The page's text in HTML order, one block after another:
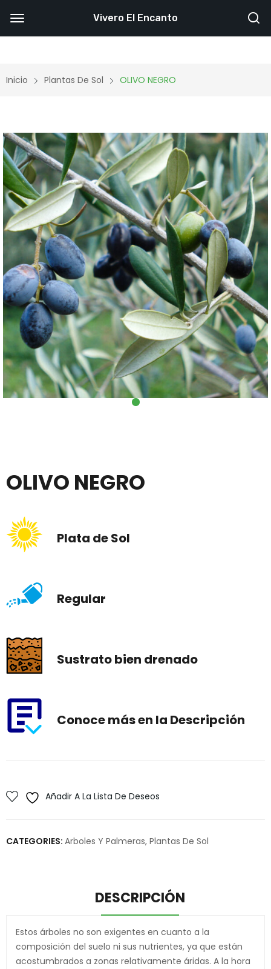
Inicio Plantas De Sol OLIVO NEGRO
OLIVO NEGRO
Plata de Sol
Regular
Sustrato bien drenado
Conoce más en la Descripción
Añadir A La Lista De Deseos
CATEGORIES: Arboles Y Palmeras, Plantas De Sol
DESCRIPCIÓN
Estos árboles no son exigentes en cuanto a la
composición del suelo ni sus nutrientes, ya que están
acostumbrados a zonas relativamente áridas. A la hora
Vivero El Encanto